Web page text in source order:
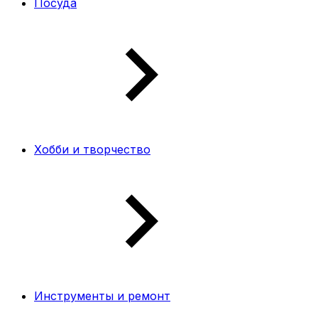
Посуда
Хобби и творчество
Инструменты и ремонт